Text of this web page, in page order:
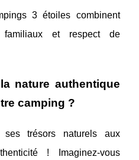
3 étoiles combinent
familiaux et respect de
nature authentique
camping ?
trésors naturels aux
! Imaginez-vous